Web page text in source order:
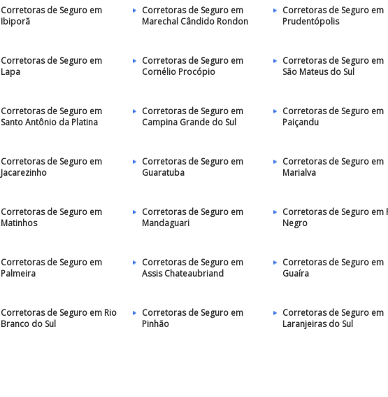
Corretoras de Seguro em
Ibiporã
Corretoras de Seguro em
Marechal Cândido Rondon
Corretoras de Seguro em
Prudentópolis
Corretoras de Seguro em
Lapa
Corretoras de Seguro em
Cornélio Procópio
Corretoras de Seguro em
São Mateus do Sul
Corretoras de Seguro em
Santo Antônio da Platina
Corretoras de Seguro em
Campina Grande do Sul
Corretoras de Seguro em
Paiçandu
Corretoras de Seguro em
Jacarezinho
Corretoras de Seguro em
Guaratuba
Corretoras de Seguro em
Marialva
Corretoras de Seguro em
Matinhos
Corretoras de Seguro em
Mandaguari
Corretoras de Seguro em
Negro
Corretoras de Seguro em
Palmeira
Corretoras de Seguro em
Assis Chateaubriand
Corretoras de Seguro em
Guaíra
Corretoras de Seguro em Rio
Branco do Sul
Corretoras de Seguro em
Pinhão
Corretoras de Seguro em
Laranjeiras do Sul